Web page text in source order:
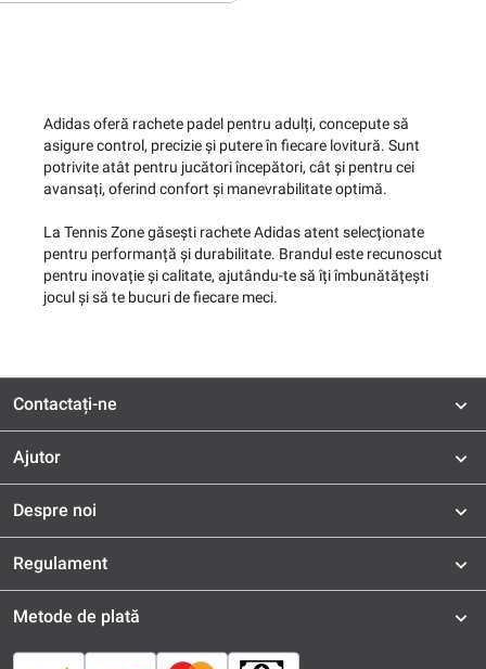
Adidas oferă rachete padel pentru adulți, concepute să
asigure control, precizie și putere în fiecare lovitură. Sunt
potrivite atât pentru jucători începători, cât și pentru cei
avansați, oferind confort și manevrabilitate optimă.
La Tennis Zone găsești rachete Adidas atent selecționate
pentru performanță și durabilitate. Brandul este recunoscut
pentru inovație și calitate, ajutându-te să îți îmbunătățești
jocul și să te bucuri de fiecare meci.
Contactați-ne
Ajutor
Despre noi
Regulament
Metode de plată